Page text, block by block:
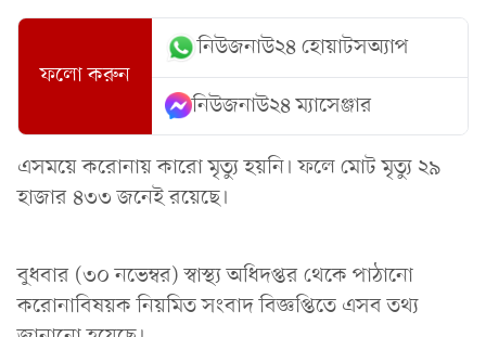
ফলো করুন
নিউজনাউ২৪ হোয়াটসঅ্যাপ
নিউজনাউ২৪ ম্যাসেঞ্জার
এসময়ে করোনায় কারো মৃত্যু হয়নি। ফলে মোট মৃত্যু ২৯
হাজার ৪৩৩ জনেই রয়েছে।
বুধবার (৩০ নভেম্বর) স্বাস্থ্য অধিদপ্তর থেকে পাঠানো
করোনাবিষয়ক নিয়মিত সংবাদ বিজ্ঞপ্তিতে এসব তথ্য